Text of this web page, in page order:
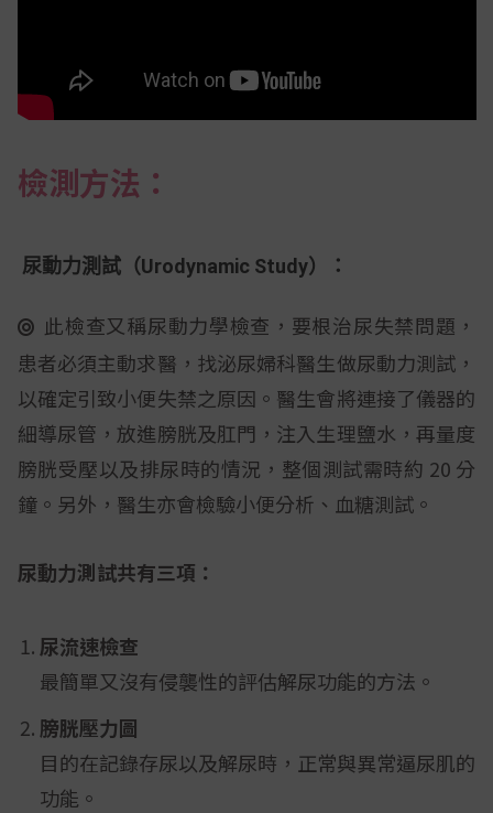
檢測方法：
尿動力測試（Urodynamic Study）：
此檢查又稱尿動力學檢查，要根治尿失禁問題，
患者必須主動求醫，找泌尿婦科醫生做尿動力測試，
以確定引致小便失禁之原因。醫生會將連接了儀器的
細導尿管，放進膀胱及肛門，注入生理鹽水，再量度
膀胱受壓以及排尿時的情況，整個測試需時約 20 分
鐘。另外，醫生亦會檢驗小便分析、血糖測試。
尿動力測試共有三項：
尿流速檢查
最簡單又沒有侵襲性的評估解尿功能的方法。
膀胱壓力圖
目的在記錄存尿以及解尿時，正常與異常逼尿肌的
功能。